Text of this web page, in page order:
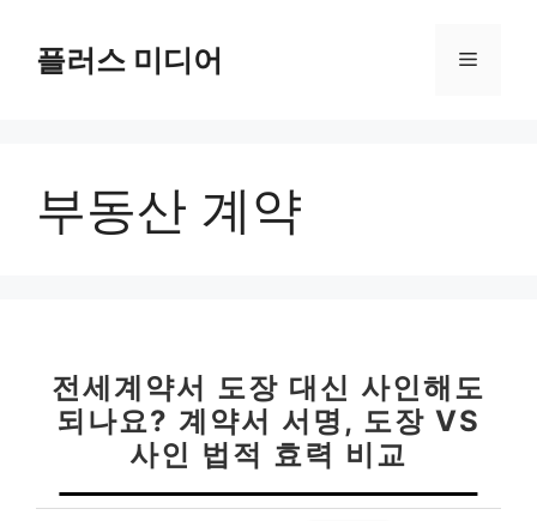
플러스 미디어 메
부동산 계약
전세계약서 도장 대신 사인해도
되나요? 계약서 서명, 도장 VS
사인 법적 효력 비교